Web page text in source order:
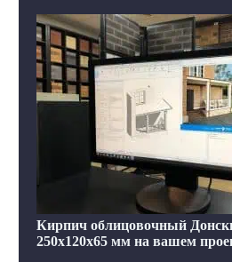
Кирпич облицовочный
250x120x65 мм на вашем